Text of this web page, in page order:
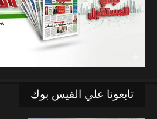
تابعونا علي الفيس بوك